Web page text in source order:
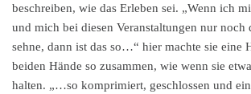
beschreiben, wie das Erleben sei. „Wenn ich
und mich bei diesen Veranstaltungen nur noch
sehne, dann ist das so…“ hier machte sie eine
beiden Hände so zusammen, wie wenn sie
halten. „…so komprimiert, geschlossen und